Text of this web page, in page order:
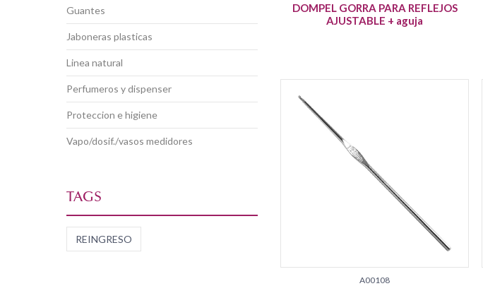
guantes
jaboneras plasticas
linea natural
perfumeros y dispenser
proteccion e higiene
vapo/dosif./vasos medidores
TAGS
REINGRESO
DOMPEL GORRA PARA REFLEJOS
AJUSTABLE + aguja
A00108